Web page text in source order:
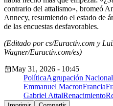
contrario del attalismo», bromeó
Annecy, resumiendo el estado de
de las encuestas desfavorables.
(Editado por cs/Euractiv.com y
Wagner/Euractiv.com/es)
May 31, 2026 - 10:45
PolíticaAgrupación
Emmanuel MacronFrancia
Gabriel AttalRenacimiento